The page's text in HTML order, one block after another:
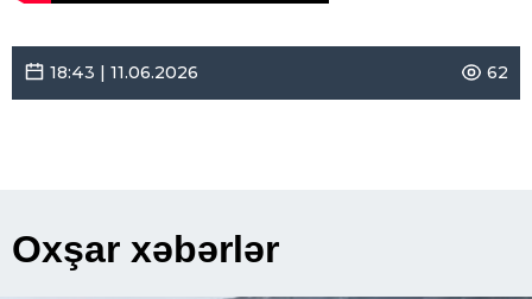
18:43 | 11.06.2026 62
Oxşar xəbərlər